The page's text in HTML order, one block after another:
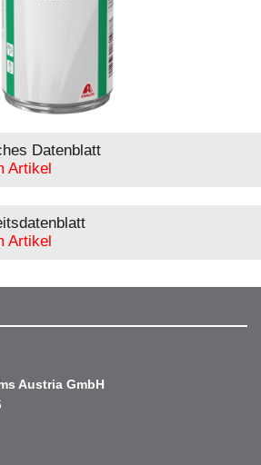
Datenblatt
Artikel
Artikel
Austria GmbH